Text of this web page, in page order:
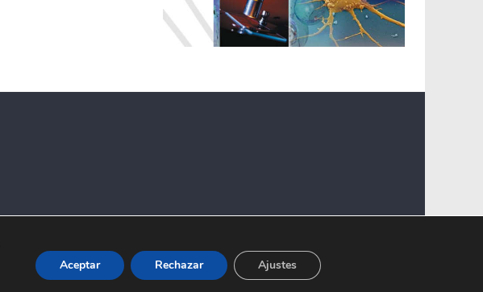
Aceptar Rechazar Ajustes